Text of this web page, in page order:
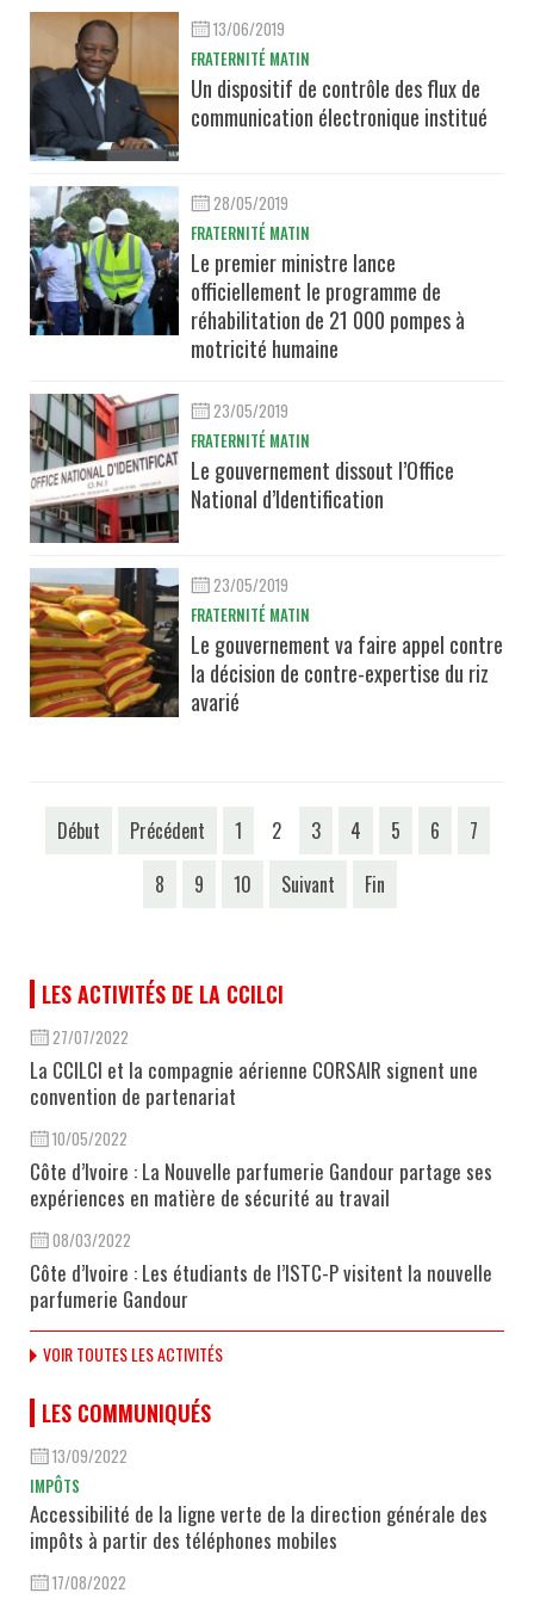
13/06/2019
FRATERNITÉ MATIN
Un dispositif de contrôle des flux de
communication électronique institué
28/05/2019
FRATERNITÉ MATIN
Le premier ministre lance
officiellement le programme de
réhabilitation de 21 000 pompes à
motricité humaine
23/05/2019
FRATERNITÉ MATIN
Le gouvernement dissout l’Office
National d’Identification
23/05/2019
FRATERNITÉ MATIN
Le gouvernement va faire appel contre
la décision de contre-expertise du riz
avarié
Début Précédent 1 2 3 4 5 6
7
8
9 10 Suivant Fin
LES ACTIVITÉS DE LA CCILCI
27/07/2022
La CCILCI et la compagnie aérienne CORSAIR signent une
convention de partenariat
10/05/2022
Côte d’Ivoire : La Nouvelle parfumerie Gandour partage ses
expériences en matière de sécurité au travail
08/03/2022
Côte d’Ivoire : Les étudiants de l’ISTC-P visitent la nouvelle
parfumerie Gandour
VOIR TOUTES LES ACTIVITÉS
LES COMMUNIQUÉS
13/09/2022
IMPÔTS
Accessibilité de la ligne verte de la direction générale des
impôts à partir des téléphones mobiles
17/08/2022